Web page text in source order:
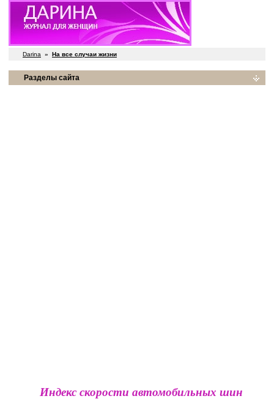
Darina » На все случаи жизни
Разделы сайта
Индекс скорости автомобильных шин